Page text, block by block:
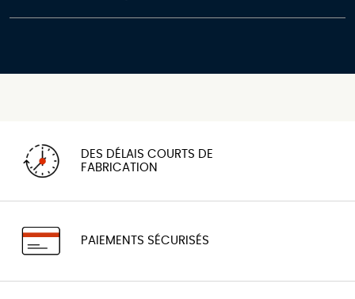
DES DÉLAIS COURTS DE
FABRICATION
PAIEMENTS SÉCURISÉS